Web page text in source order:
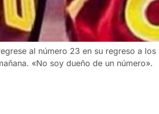
al número 23 en su regreso a
«No soy dueño de un